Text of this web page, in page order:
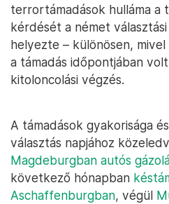
terrortámadások hulláma a
kérdését a német
helyezte – különösen,
a támadás időpontjában
kitoloncolási végzés.
A támadások gyakorisága
választás napjához
Magdeburgban autós
következő hónapban
Aschaffenburgban, végül